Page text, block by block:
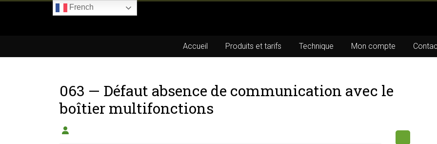
du
boîtier
éthanol
Accueil Produits et tarifs Technique Mon compte
063 — Défaut absence de communication avec le
boîtier multifonctions
French